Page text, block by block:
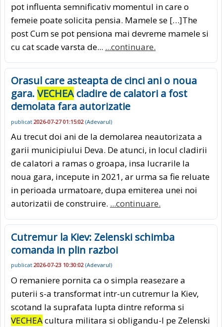
pot influenta semnificativ momentul in care o
femeie poate solicita pensia. Mamele se […]The
post Cum se pot pensiona mai devreme mamele si
cu cat scade varsta de... ...continuare.
Orasul care asteapta de cinci ani o noua
gara. VECHEAcladire de calatori a fost
demolata fara autorizatie
publicat 2026-07-27 01:15:02 (Adevarul)
Au trecut doi ani de la demolarea neautorizata a
garii municipiului Deva. De atunci, in locul cladirii
de calatori a ramas o groapa, insa lucrarile la
noua gara, incepute in 2021, ar urma sa fie reluate
in perioada urmatoare, dupa emiterea unei noi
autorizatii de construire. ...continuare.
Cutremur la Kiev: Zelenski schimba
comanda in plin razboi
publicat 2026-07-23 10:30:02 (Adevarul)
O remaniere pornita ca o simpla reasezare a
puterii s-a transformat intr-un cutremur la Kiev,
scotand la suprafata lupta dintre reforma si
VECHEAcultura militara si obligandu-l pe Zelenski